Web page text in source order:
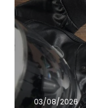
03/08/2026